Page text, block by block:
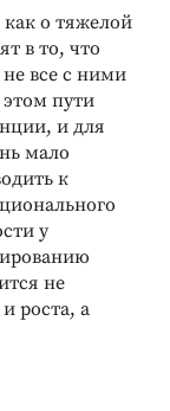
о тяжелой
в то, что
все с ними
этом пути
и для
мало
к
у
не
роста, а